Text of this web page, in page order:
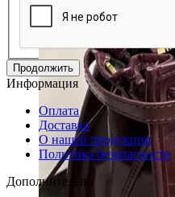
Продолжить
Информация
Оплата
Доставка
О нашей продукции
Политика безопасности
Дополнительно